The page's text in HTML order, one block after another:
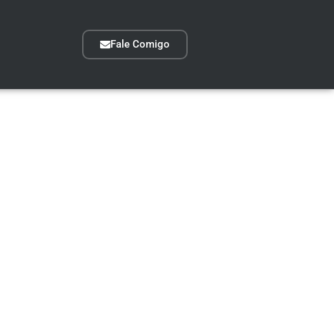
Fale Comigo